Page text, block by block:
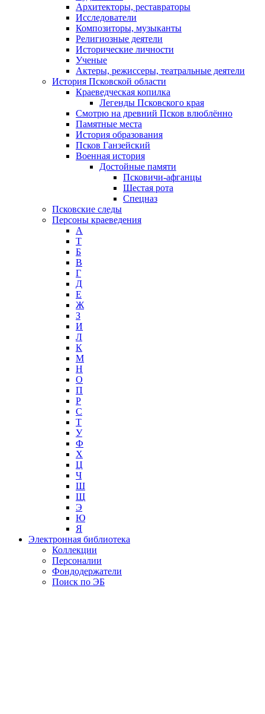
Архитекторы, реставраторы
Исследователи
Композиторы, музыканты
Религиозные деятели
Исторические личности
Ученые
Актеры, режиссеры, театральные деятели
История Псковской области
Краеведческая копилка
Легенды Псковского края
Смотрю на древний Псков влюблённо
Памятные места
История образования
Псков Ганзейский
Военная история
Достойные памяти
Псковичи-афганцы
Шестая рота
Спецназ
Псковские следы
Персоны краеведения
А
T
Б
В
Г
Д
Е
Ж
З
И
Л
К
М
Н
О
П
Р
С
Т
У
Ф
Х
Ц
Ч
Ш
Щ
Э
Ю
Я
Электронная библиотека
Коллекции
Персоналии
Фондодержатели
Поиск по ЭБ